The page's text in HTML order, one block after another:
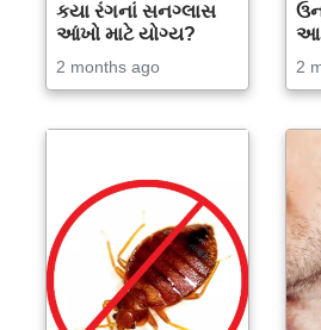
કયા રંગનાં સનગ્લાસ
આંખો માટે યોગ્ય?
2 months ago
આ
2